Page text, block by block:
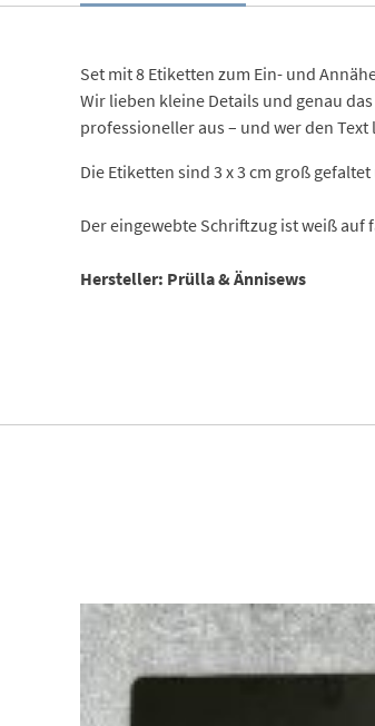
Set mit 8 Etiketten zum Ein- und
Wir lieben kleine Details und genau
professioneller aus – und wer den
Die Etiketten sind 3 x 3 cm groß
Der eingewebte Schriftzug ist weiß auf
Hersteller: Prülla & Ännisews